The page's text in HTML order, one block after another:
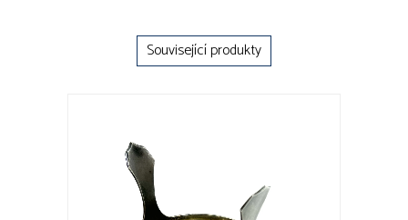
Související produkty